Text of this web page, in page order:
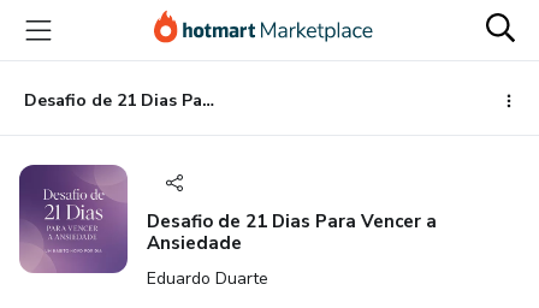
para
conteúdo
principal
para
pagamento
para
rodapé
Desafio de 21 Dias Para Vencer a Ansiedade
Desafio de 21 Dias Para Vencer a
Ansiedade
Eduardo Duarte